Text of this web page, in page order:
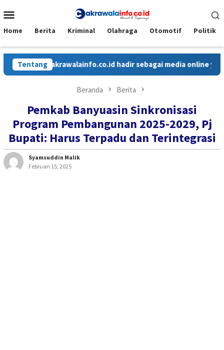
ke
Mobile
Home Berita Kriminal Olahraga Otomotif Politik
Tentang
Cakrawalainfo.co.id hadir sebagai media online yang
Beranda Berita
Pemkab Banyuasin Sinkronisasi
Program Pembangunan 2025-2029, Pj
Bupati: Harus Terpadu dan Terintegrasi
Syamsuddin Malik
Februari 15, 2025